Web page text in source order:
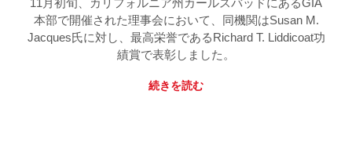
11月初旬、カリフォルニア州カールスバッドにあるGIA
本部で開催された理事会において、同機関はSusan M.
Jacques氏に対し、最高栄誉であるRichard T. Liddicoat功
績賞で表彰しました。
続きを読む